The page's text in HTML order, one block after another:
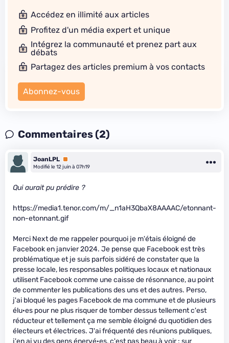
Accédez en illimité aux articles
Profitez d'un média expert et unique
Intégrez la communauté et prenez part aux
débats
Partagez des articles premium à vos contacts
Abonnez-vous
Commentaires (2)
JoanLPL Premium
Modifié le 12 juin à 07h19
Qui aurait pu prédire ?
https://media1.tenor.com/m/_n1aH3QbaX8AAAAC/etonnant-
non-etonnant.gif
Merci Next de me rappeler pourquoi je m'étais éloigné de
Facebook en janvier 2024. Je pense que Facebook est très
problématique et je suis parfois sidéré de constater que la
presse locale, les responsables politiques locaux et nationaux
utilisent Facebook comme une caisse de résonnance, au point
de commenter les publications des uns et des autres. Perso,
j'ai bloqué les pages Facebook de ma commune et de plusieurs
élu·es pour ne plus risquer de tomber dessus tellement c'est
réducteur et tellement ça me semble éloigné du quotidien des
électeurs et électrices. J'ai fréquenté des réunions publiques,